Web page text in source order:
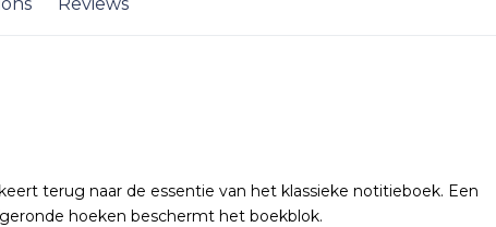
terug naar de essentie van het klassieke notitieboek. Een
hoeken beschermt het boekblok.